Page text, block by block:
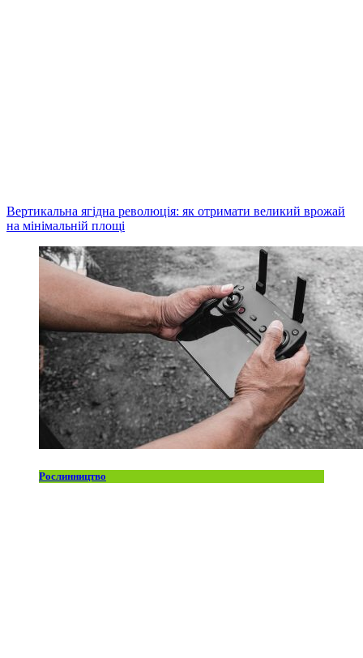
Вертикальна ягідна революція: як отримати великий врожай
на мінімальній площі
Рослинництво